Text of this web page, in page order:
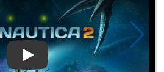
Play Video: Subnautica 2